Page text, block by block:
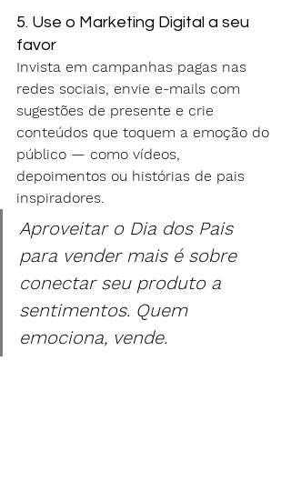
5. Use o Marketing Digital a seu
favor
Invista em campanhas pagas nas
redes sociais, envie e-mails com
sugestões de presente e crie
conteúdos que toquem a emoção do
público — como vídeos,
depoimentos ou histórias de pais
inspiradores.
Aproveitar o Dia dos Pais
para vender mais é sobre
conectar seu produto a
sentimentos. Quem
emociona, vende.